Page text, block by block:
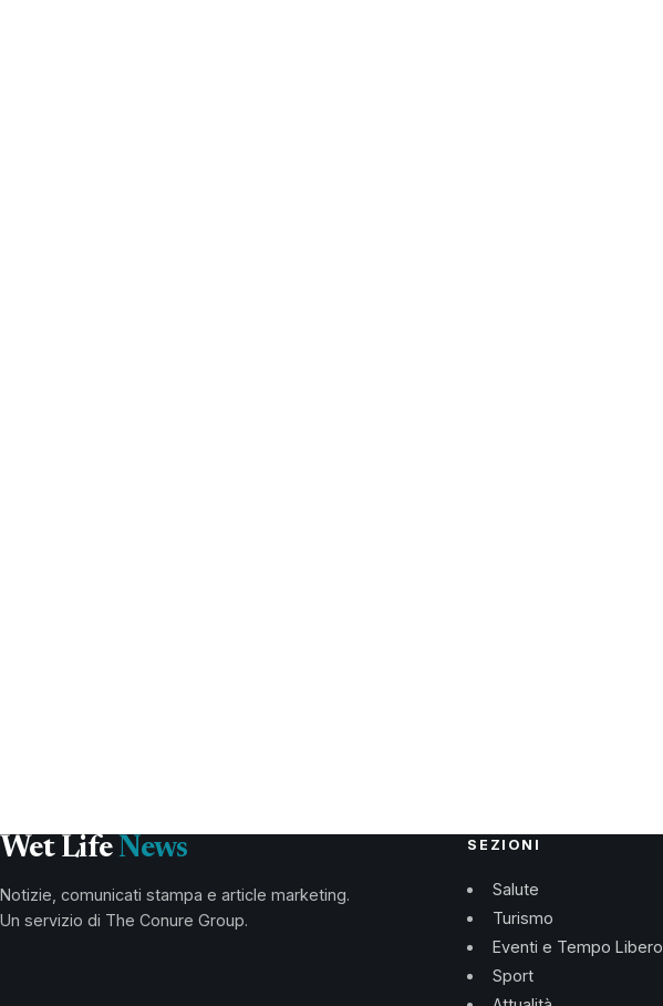
Wet Life News
Notizie, comunicati stampa e article marketing.
Un servizio di The Conure Group.
SEZIONI
Salute
Turismo
Eventi e Tempo Libero
Sport